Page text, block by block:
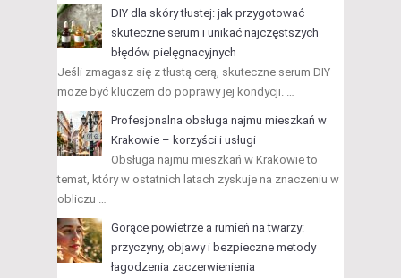
DIY dla skóry tłustej: jak przygotować
skuteczne serum i unikać najczęstszych
błędów pielęgnacyjnych
Jeśli zmagasz się z tłustą cerą, skuteczne serum DIY
może być kluczem do poprawy jej kondycji. …
Profesjonalna obsługa najmu mieszkań w
Krakowie – korzyści i usługi
Obsługa najmu mieszkań w Krakowie to
temat, który w ostatnich latach zyskuje na znaczeniu w
obliczu …
Gorące powietrze a rumień na twarzy:
przyczyny, objawy i bezpieczne metody
łagodzenia zaczerwienienia